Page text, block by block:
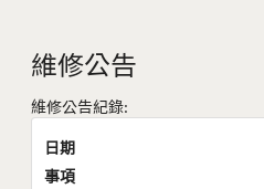
維修公告
維修公告紀錄:
日期
事項